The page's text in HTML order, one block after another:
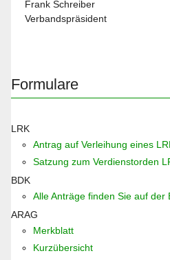
Frank Schreiber
Verbandspräsident
Formulare
LRK
Antrag auf Verleihung eines
Satzung zum Verdienstorden
BDK
Alle Anträge finden Sie auf der
ARAG
Merkblatt
Kurzübersicht